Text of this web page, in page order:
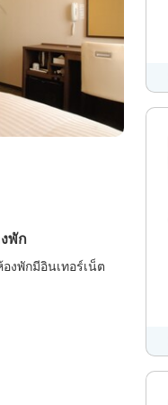
พัก
งพักมีอินเทอร์เน็ต